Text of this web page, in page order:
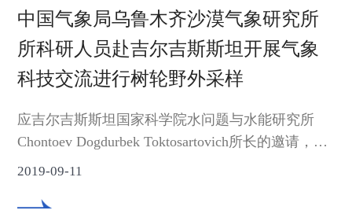
中国气象局乌鲁木齐沙漠气象研究所
所科研人员赴吉尔吉斯斯坦开展气象
科技交流进行树轮野外采样
应吉尔吉斯斯坦国家科学院水问题与水能研究所
Chontoev Dogdurbek Toktosartovich所长的邀请，中
国气象局乌鲁木齐沙漠气象研究所张同文研究员和
尔吉斯斯坦开展气象科技交流并进行与野外采样。
2019-09-11